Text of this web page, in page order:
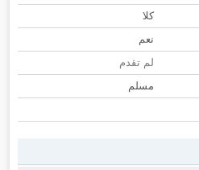
كلا
نعم
لم تقدم
مسلم